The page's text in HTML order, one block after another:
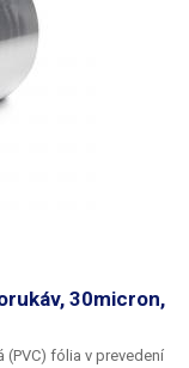
Farba: transparentná Obrázok je iba ilustratívny.
30micron,
(PVC) fólia v prevedení